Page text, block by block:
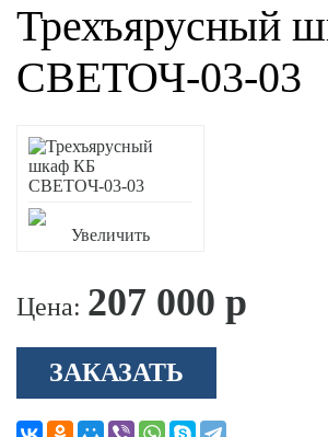
Трехъярусный
СВЕТОЧ-03-03
Увеличить
Цена: 207 000 р
ЗАКАЗАТЬ